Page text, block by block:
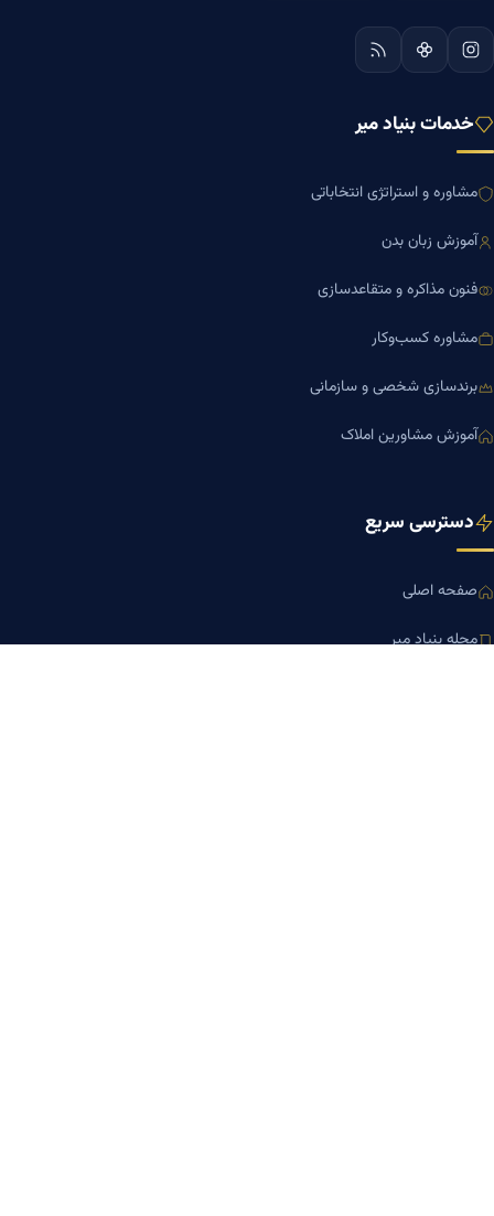
خدمات بنیاد میر
مشاوره و استراتژی انتخاباتی
آموزش زبان بدن
فنون مذاکره و متقاعدسازی
مشاوره کسب‌وکار
برندسازی شخصی و سازمانی
آموزش مشاورین املاک
دسترسی سریع
صفحه اصلی
مجله بنیاد میر